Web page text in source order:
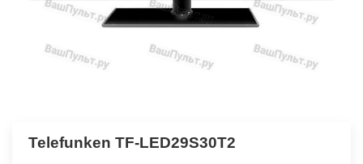
Telefunken TF-LED29S30T2